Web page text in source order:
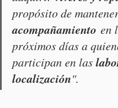
propósito de
acompañamiento en
próximos días a
participan en las
localización".